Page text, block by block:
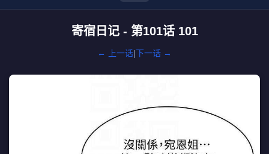
寄宿日记 - 第101话 101
← 上一话|下一话 →